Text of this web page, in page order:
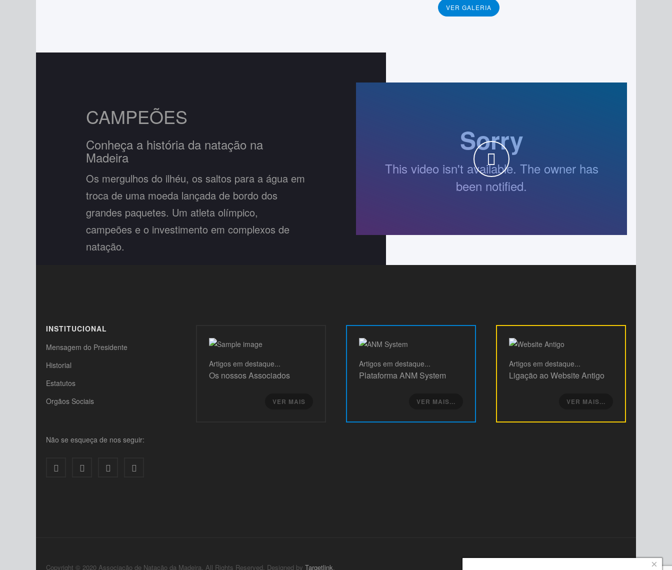
VER GALERIA
CAMPEÕES
Conheça a história da natação na
Madeira
Os mergulhos do ilhéu, os saltos para a água em
troca de uma moeda lançada de bordo dos
grandes paquetes. Um atleta olímpico,
campeões e o investimento em complexos de
natação.
WATCH THE VIDEO
INSTITUCIONAL
Mensagem do Presidente
Historial
Estatutos
Orgãos Sociais
Não se esqueça de nos seguir:
Artigos em destaque...
Os nossos Associados
VER MAIS
Artigos em destaque...
Plataforma ANM System
VER MAIS...
Artigos em destaque...
Ligação ao Website Antigo
VER MAIS...
Copyright © 2020 Associação de Natação da Madeira. All Rights Reserved. Designed by Targetlink. ×